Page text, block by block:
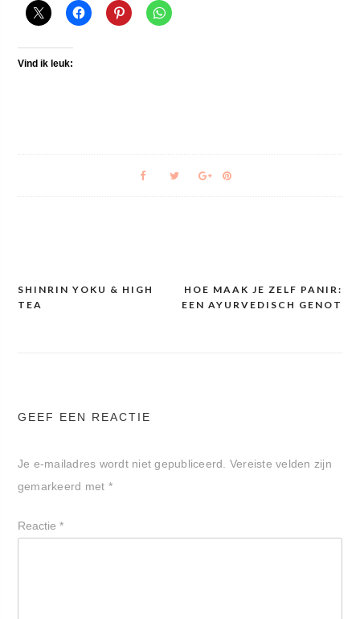
Vind ik leuk:
Bericht
SHINRIN YOKU & HIGH
TEA
HOE MAAK JE ZELF PANIR:
EEN AYURVEDISCH GENOT
GEEF EEN REACTIE
Je e-mailadres wordt niet gepubliceerd. Vereiste velden zijn
gemarkeerd met *
Reactie *